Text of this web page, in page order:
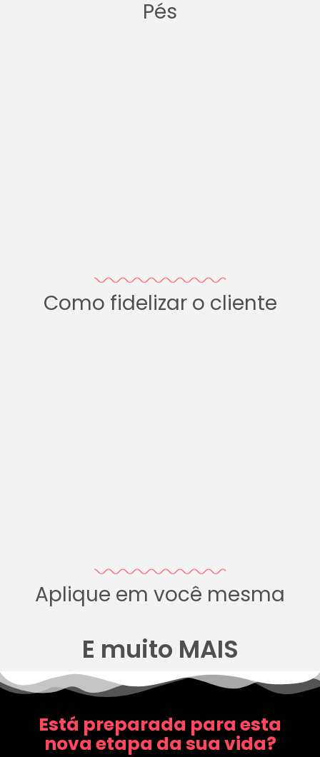
Pés
Como fidelizar o cliente
Aplique em você mesma
E muito MAIS
Está preparada para esta
nova etapa da sua vida?